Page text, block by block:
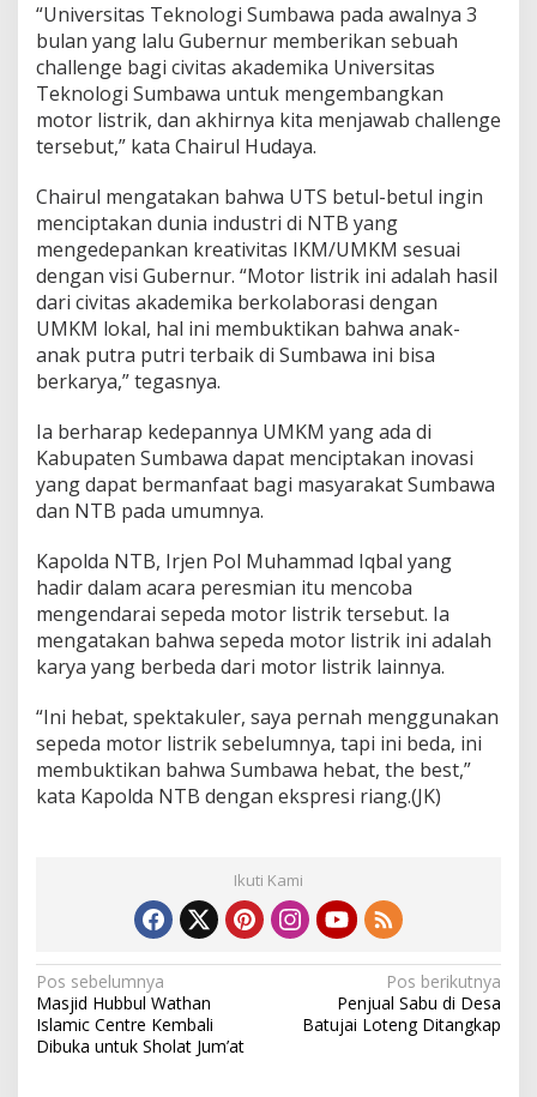
“Universitas Teknologi Sumbawa pada awalnya 3
bulan yang lalu Gubernur memberikan sebuah
challenge bagi civitas akademika Universitas
Teknologi Sumbawa untuk mengembangkan
motor listrik, dan akhirnya kita menjawab challenge
tersebut,” kata Chairul Hudaya.
Chairul mengatakan bahwa UTS betul-betul ingin
menciptakan dunia industri di NTB yang
mengedepankan kreativitas IKM/UMKM sesuai
dengan visi Gubernur. “Motor listrik ini adalah hasil
dari civitas akademika berkolaborasi dengan
UMKM lokal, hal ini membuktikan bahwa anak-
anak putra putri terbaik di Sumbawa ini bisa
berkarya,” tegasnya.
Ia berharap kedepannya UMKM yang ada di
Kabupaten Sumbawa dapat menciptakan inovasi
yang dapat bermanfaat bagi masyarakat Sumbawa
dan NTB pada umumnya.
Kapolda NTB, Irjen Pol Muhammad Iqbal yang
hadir dalam acara peresmian itu mencoba
mengendarai sepeda motor listrik tersebut. Ia
mengatakan bahwa sepeda motor listrik ini adalah
karya yang berbeda dari motor listrik lainnya.
“Ini hebat, spektakuler, saya pernah menggunakan
sepeda motor listrik sebelumnya, tapi ini beda, ini
membuktikan bahwa Sumbawa hebat, the best,”
kata Kapolda NTB dengan ekspresi riang.(JK)
Ikuti Kami
N
a
v
Pos sebelumnya
Masjid Hubbul Wathan
Islamic Centre Kembali
Dibuka untuk Sholat Jum’at
Pos berikutnya
Penjual Sabu di Desa
Batujai Loteng Ditangkap